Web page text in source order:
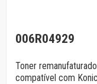
006R04929
Toner
compatível com